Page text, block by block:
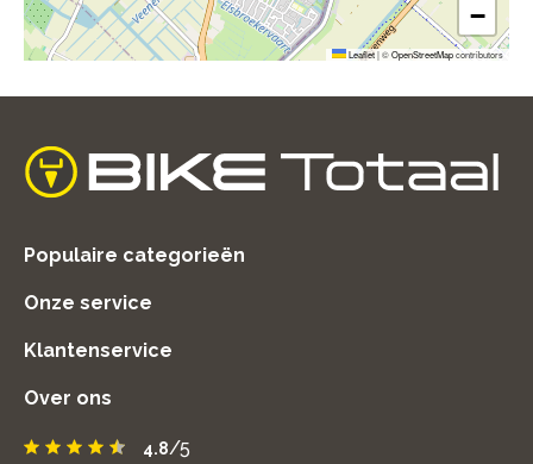
−
Leaflet|©OpenStreetMapcontributors
Populaire categorieën
Onze service
Klantenservice
Over ons
4.8/5